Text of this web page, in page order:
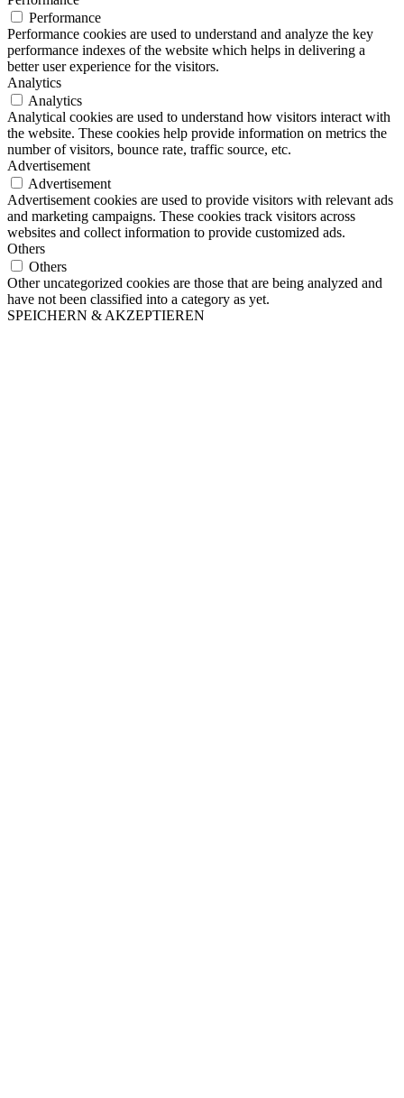
Performance
Performance cookies are used to understand and analyze the key
performance indexes of the website which helps in delivering a
better user experience for the visitors.
Analytics
Analytics
Analytical cookies are used to understand how visitors interact with
the website. These cookies help provide information on metrics the
number of visitors, bounce rate, traffic source, etc.
Advertisement
Advertisement
Advertisement cookies are used to provide visitors with relevant ads
and marketing campaigns. These cookies track visitors across
websites and collect information to provide customized ads.
Others
Others
Other uncategorized cookies are those that are being analyzed and
have not been classified into a category as yet.
SPEICHERN & AKZEPTIEREN